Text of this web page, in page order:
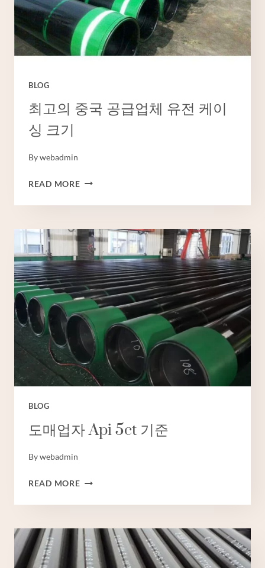
이
스
가
격
BLOG
최고의 중국 공급업체 유전 케이
싱 크기
Bywebadmin
READ MORE최
의
국
공
급
업
체
유
전
이
크
기
BLOG
도매업자 Api 5ct 기준
Bywebadmin
READ MORE도
업
API
5CT
기